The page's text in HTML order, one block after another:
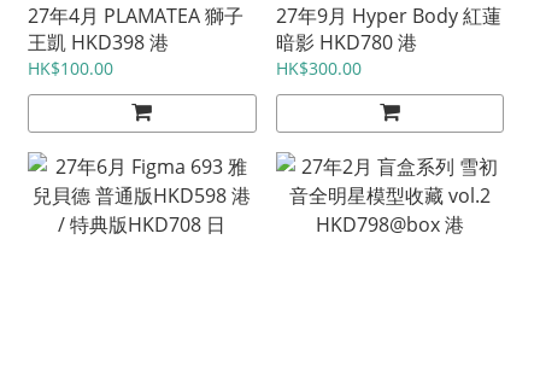
27年4月 PLAMATEA 獅子
王凱 HKD398 港
HK$100.00
27年9月 Hyper Body 紅蓮
暗影 HKD780 港
HK$300.00